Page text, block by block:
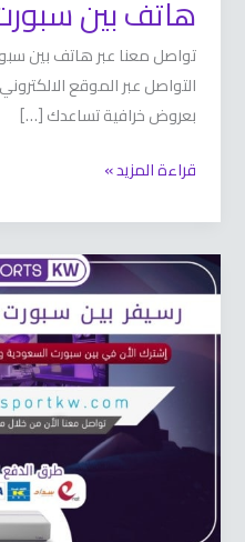
هاتف بين
تواصل معنا عبر هاتف بين
التواصل عبر الموقع
بعروض خرافية تساعدك […]
قراءة المزيد »
رسيفر
بين
سبورت
السعودية